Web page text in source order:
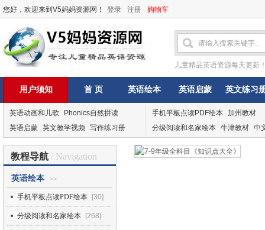
您好，欢迎来到V5妈妈资源网！ 登录 注册 购物车
儿童精品英语资源每天更新
用户须知 首 页 英语绘本 英语启蒙 英文练习
英语动画和儿歌
Phonics自然拼读
英语启蒙 英文教学视频 写作练习册
手机平板点读PDF绘本 加州教材
分级阅读和名家绘本 牛津教材 中
教程导航 / Navigation
英语绘本 >>
手机平板点读PDF绘本 [30]
分级阅读和名家绘本 [268]